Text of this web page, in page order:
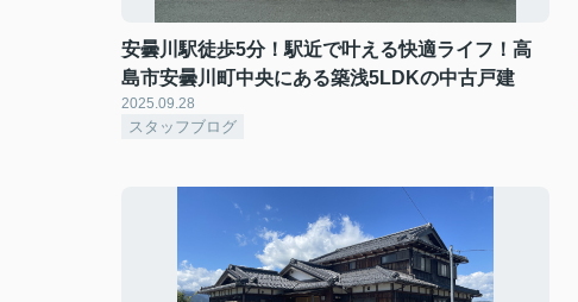
安曇川駅徒歩5分！駅近で叶える快適ライフ！高
島市安曇川町中央にある築浅5LDKの中古戸建
2025.09.28
スタッフブログ